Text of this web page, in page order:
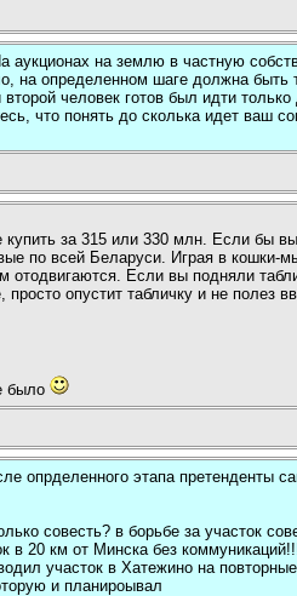
на землю в частную
на определенном шаге должна быть
человек готов был идти
что понять до сколька идет ваш
за 315 или 330 млн. Если бы
по всей Беларуси. Играя в кошки-
отодвигаются. Если вы подняли
опустит табличку и не полез
было
опрделенного этапа претенденты
совесть? в борьбе за участок
в 20 км от Минска без
участок в Хатежино на
и планироывал